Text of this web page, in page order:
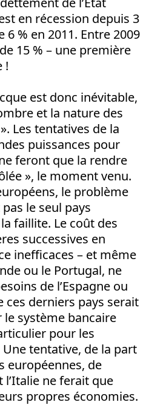
en récession depuis 3
6 % en 2011. Entre 2009
15 % – une première
!
est donc inévitable,
et la nature des
Les tentatives de la
puissances pour
feront que la rendre
», le moment venu.
le problème
le seul pays
faillite. Le coût des
successives en
inefficaces – et même
ou le Portugal, ne
de l’Espagne ou
ces derniers pays serait
système bancaire
pour les
tentative, de la part
européennes, de
l’Italie ne ferait que
propres économies.